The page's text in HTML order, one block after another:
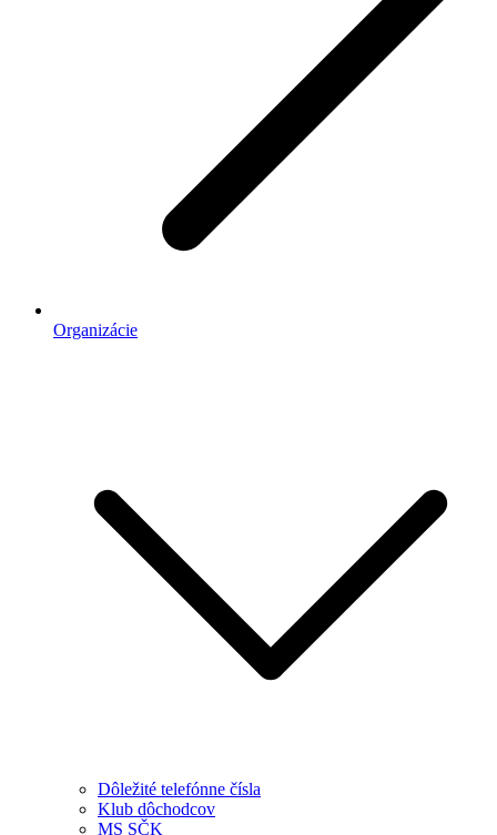
Organizácie
Dôležité telefónne čísla
Klub dôchodcov
MS SČK